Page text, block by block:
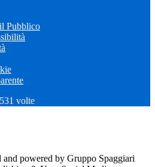
Pubblico
volte
powered by Gruppo Spaggiari